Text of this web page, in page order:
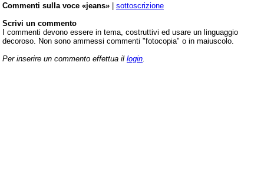
Commenti sulla voce «jeans» | sottoscrizione
Scrivi un commento
I commenti devono essere in tema, costruttivi ed usare un linguaggio
decoroso. Non sono ammessi commenti "fotocopia" o in maiuscolo.
Per inserire un commento effettua il login